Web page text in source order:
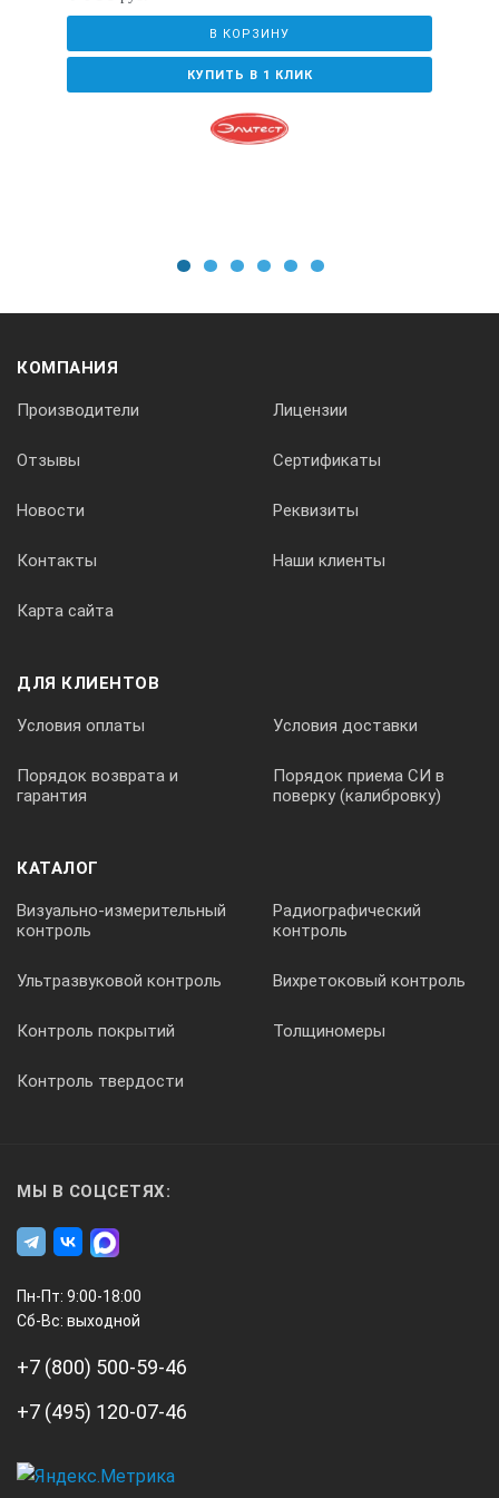
соединительное кольцо;
паспорт (один на 10 шаблонов).
*Технические характеристики и комплект поставки
прибора могут быть изменены производителем без
предварительного уведомления.
В КОРЗИНУ
КУПИТЬ В 1 КЛИК
КОМПАНИЯ
Производители Лицензии
Отзывы Сертификаты
Новости Реквизиты
Контакты Наши клиенты
Карта сайта
ДЛЯ КЛИЕНТОВ
Условия оплаты Условия доставки
Порядок возврата и
гарантия
Порядок приема СИ в
поверку (калибровку)
КАТАЛОГ
Визуально-измерительный
контроль
Радиографический
контроль
Ультразвуковой контроль Вихретоковый контроль
Контроль покрытий Толщиномеры
Контроль твердости
МЫ В СОЦСЕТЯХ:
Пн-Пт: 9:00-18:00
Сб-Вс: выходной
+7 (800) 500-59-46
+7 (495) 120-07-46